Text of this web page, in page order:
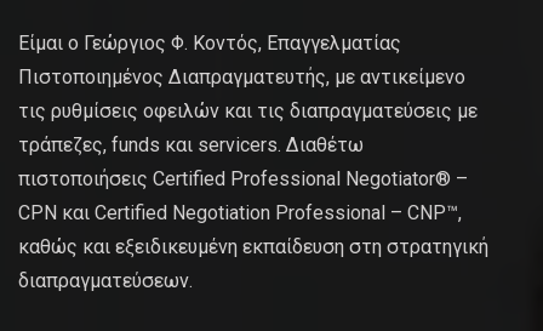
Είμαι ο Γεώργιος Φ. Κοντός, Επαγγελματίας
Πιστοποιημένος Διαπραγματευτής, με αντικείμενο
τις ρυθμίσεις οφειλών και τις διαπραγματεύσεις με
τράπεζες, funds και servicers. Διαθέτω
πιστοποιήσεις Certified Professional Negotiator® –
CPN και Certified Negotiation Professional – CNP™,
καθώς και εξειδικευμένη εκπαίδευση στη στρατηγική
διαπραγματεύσεων.